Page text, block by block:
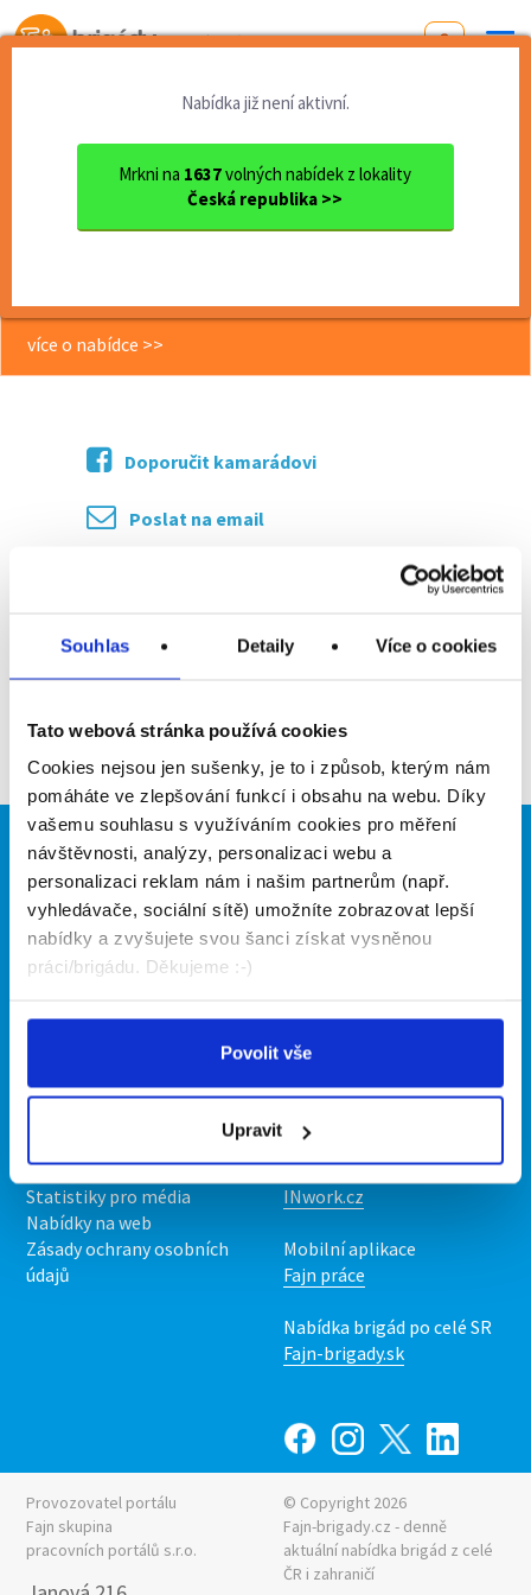
Souhlas Detaily Více o cookies
Tato webová stránka používá cookies
Cookies nejsou jen sušenky, je to i způsob, kterým nám
pomáháte ve zlepšování funkcí i obsahu na webu. Díky
vašemu souhlasu s využíváním cookies pro měření
návštěvnosti, analýzy, personalizaci webu a
personalizaci reklam nám i našim partnerům (např.
vyhledávače, sociální sítě) umožníte zobrazovat lepší
nabídky a zvyšujete svou šanci získat vysněnou
práci/brigádu. Děkujeme :-)
Povolit vše
Upravit
Od první brigády
Nabídka již není aktivní.
Mrkni na 1637volných nabídek z lokality
Česká republika >>
Královehradecký kraj okres Jičín
190 Kč/hod - posily na dopl...
190 Kč/hod - posily na doplňování
více o nabídce >>
Doporučit kamarádovi
Poslat na email
Zpět
Brigádníci
Články
Hledané brigády
Firmy
Vložit inzerát
Ceník
Kontakt
Upravit předvolby cookies
Statistiky pro média
Nabídky na web
Zásady ochrany osobních
údajů
Naše další projekty
Mobilní aplikace
Nabídka práce z celé ČR
INwork.cz
Mobilní aplikace
Fajn práce
Nabídka brigád po celé SR
Fajn-brigady.sk
Provozovatel portálu
Fajn skupina
pracovních portálů s.r.o.
© Copyright 2026
Fajn-brigady.cz - denně
aktuální nabídka brigád z celé
ČR i zahraničí